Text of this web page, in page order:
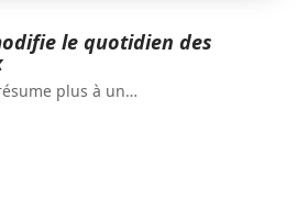
le quotidien des
plus à un…